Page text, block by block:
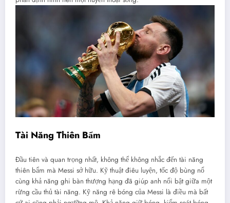
Tài Năng Thiên Bẩm
Đầu tiên và quan trọng nhất, không thể không nhắc đến tài năng
thiên bẩm mà Messi sở hữu. Kỹ thuật điêu luyện, tốc độ bùng nổ
cùng khả năng ghi bàn thượng hạng đã giúp anh nổi bật giữa một
rừng cầu thủ tài năng. Kỹ năng rê bóng của Messi là điều mà bất